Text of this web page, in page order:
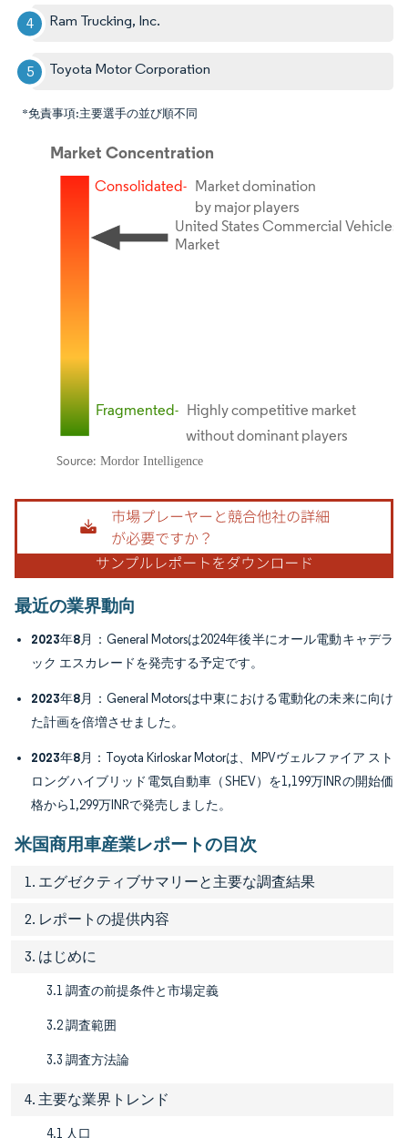
Ram Trucking, Inc.
Toyota Motor Corporation
*免責事項:主要選手の並び順不同
画像 © Mordor Intelligence。再利用にはCC BY 4.0の表示が必要です。
最近の業界動向
2023年8月 ：General Motorsは2024年後半にオール電動キャデラ
ック エスカレードを発売する予定です。
2023年8月 ：General Motorsは中東における電動化の未来に向け
た計画を倍増させました。
2023年8月 ：Toyota Kirloskar Motorは、MPVヴェルファイア スト
ロングハイブリッド電気自動車（SHEV）を1,199万INRの開始価
格から1,299万INRで発売しました。
米国商用車産業レポートの目次
1. エグゼクティブサマリーと主要な調査結果
2. レポートの提供内容
3. はじめに
3.1 調査の前提条件と市場定義
3.2 調査範囲
3.3 調査方法論
4. 主要な業界トレンド
4.1 人口